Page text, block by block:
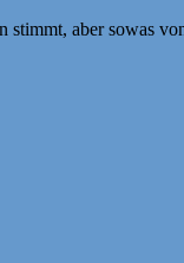
stimmt, aber sowas